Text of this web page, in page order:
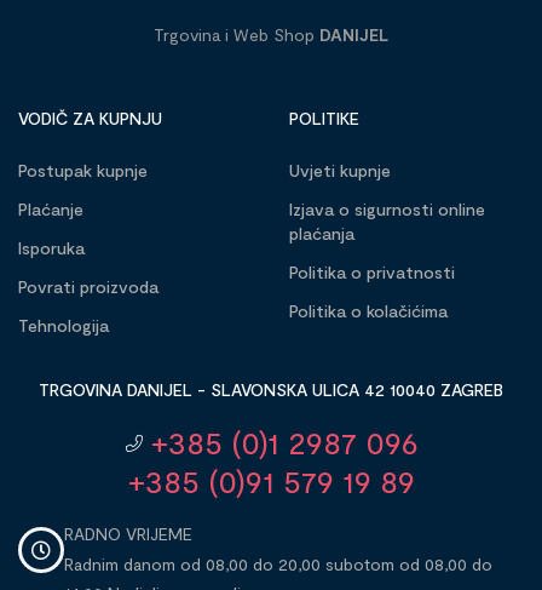
Trgovina i Web Shop DANIJEL
VODIČ ZA KUPNJU
Postupak kupnje
Plaćanje
Isporuka
Povrati proizvoda
Tehnologija
POLITIKE
Uvjeti kupnje
Izjava o sigurnosti online
plaćanja
Politika o privatnosti
Politika o kolačićima
TRGOVINA DANIJEL - SLAVONSKA ULICA 42 10040 ZAGREB
+385 (0)1 2987 096
+385 (0)91 579 19 89
RADNO VRIJEME
Radnim danom od 08,00 do 20,00 subotom od 08,00 do